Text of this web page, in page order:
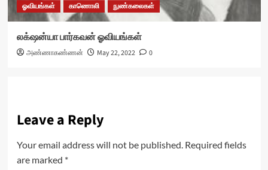
ஓவியங்கள் காணொலி நுண்கலைகள்
லக்‌ஷன்யா பார்கவன் ஓவியங்கள்
அண்ணாகண்ணன் May 22, 2022 0
Leave a Reply
Your email address will not be published. Required fields
are marked *